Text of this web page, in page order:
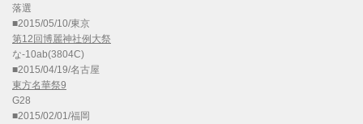
落選
■2015/05/10/東京
第12回博麗神社例大祭
な-10ab(3804C)
■2015/04/19/名古屋
東方名華祭9
G28
■2015/02/01/福岡